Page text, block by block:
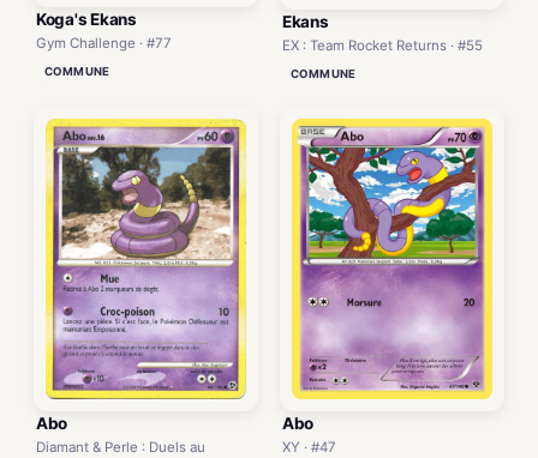
Koga's Ekans
Gym Challenge · #77
COMMUNE
Ekans
EX : Team Rocket Returns · #55
COMMUNE
Abo
Diamant & Perle : Duels au
Abo
XY · #47